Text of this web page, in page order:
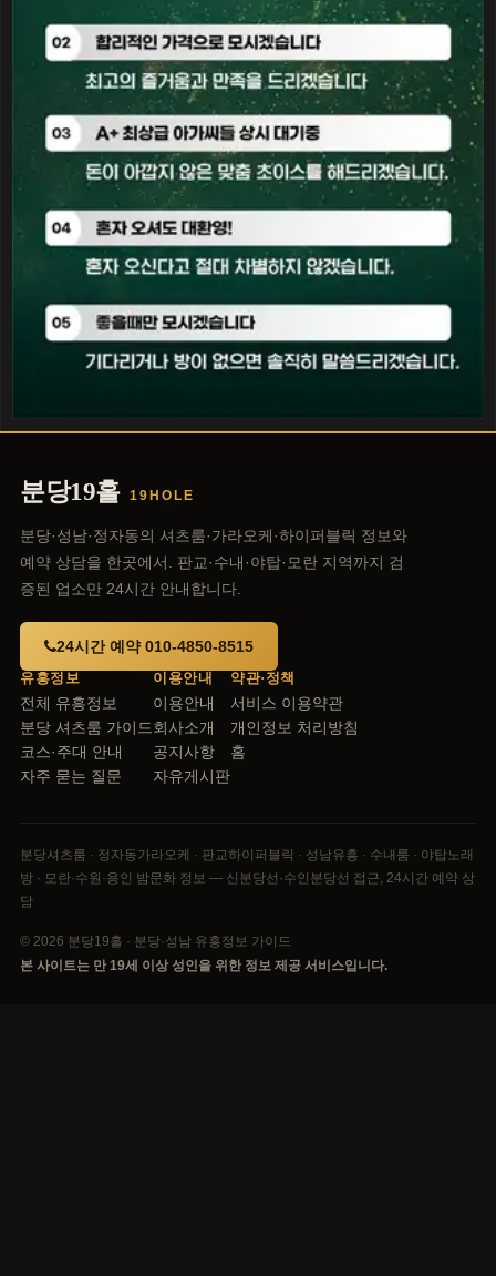
분당19홀 19HOLE
분당·성남·정자동의 셔츠룸·가라오케·하이퍼블릭 정보와
예약 상담을 한곳에서. 판교·수내·야탑·모란 지역까지 검
증된 업소만 24시간 안내합니다.
24시간 예약 010-4850-8515
유흥정보
전체 유흥정보
분당 셔츠룸 가이드
코스·주대 안내
자주 묻는 질문
이용안내
이용안내
회사소개
공지사항
자유게시판
약관·정책
서비스 이용약관
개인정보 처리방침
홈
분당셔츠룸 · 정자동가라오케 · 판교하이퍼블릭 · 성남유흥 · 수내룸 · 야탑노래
방 · 모란·수원·용인 밤문화 정보 — 신분당선·수인분당선 접근, 24시간 예약 상
담
© 2026 분당19홀 · 분당·성남 유흥정보 가이드
본 사이트는 만 19세 이상 성인을 위한 정보 제공 서비스입니다.